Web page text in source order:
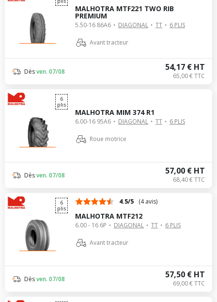
MALHOTRA MTF221 TWO RIB
PREMIUM
5.50-16 86A6 DIAGONAL TT 6 PLIS
Avant tracteur
54,17 € HT
65,00 € TTC
Dèsven. 07/08
6
plis
MALHOTRA MIM 374 R1
6.00-16 95A6 DIAGONAL TT 6 PLIS
Roue motrice
57,00 € HT
68,40 € TTC
Dèsven. 07/08
6
plis
4.5/5 (4 avis)
MALHOTRA MTF212
6.00 - 16 6P DIAGONAL TT 6 PLIS
Avant tracteur
57,50 € HT
69,00 € TTC
Dèsven. 07/08